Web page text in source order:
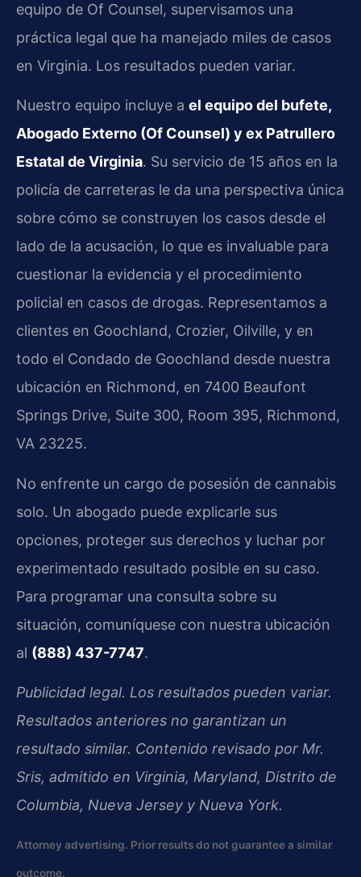
equipo de Of Counsel, supervisamos una
práctica legal que ha manejado miles de casos
en Virginia. Los resultados pueden variar.
Nuestro equipo incluye a el equipo del bufete,
Abogado Externo (Of Counsel) y ex Patrullero
Estatal de Virginia. Su servicio de 15 años en la
policía de carreteras le da una perspectiva única
sobre cómo se construyen los casos desde el
lado de la acusación, lo que es invaluable para
cuestionar la evidencia y el procedimiento
policial en casos de drogas. Representamos a
clientes en Goochland, Crozier, Oilville, y en
todo el Condado de Goochland desde nuestra
ubicación en Richmond, en 7400 Beaufont
Springs Drive, Suite 300, Room 395, Richmond,
VA 23225.
No enfrente un cargo de posesión de cannabis
solo. Un abogado puede explicarle sus
opciones, proteger sus derechos y luchar por
experimentado resultado posible en su caso.
Para programar una consulta sobre su
situación, comuníquese con nuestra ubicación
al (888) 437-7747.
Publicidad legal. Los resultados pueden variar.
Resultados anteriores no garantizan un
resultado similar. Contenido revisado por Mr.
Sris, admitido en Virginia, Maryland, Distrito de
Columbia, Nueva Jersey y Nueva York.
Attorney advertising. Prior results do not guarantee a similar
outcome.